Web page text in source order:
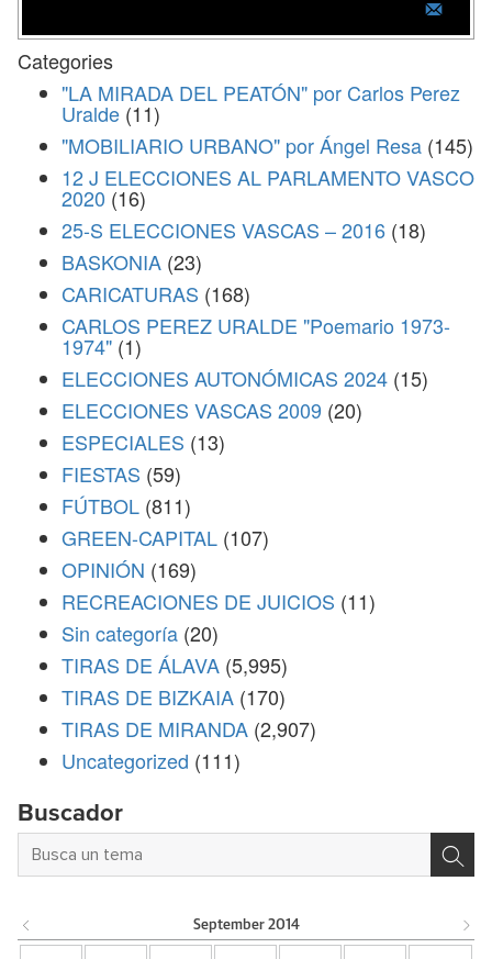
Categories
"LA MIRADA DEL PEATÓN" por Carlos Perez
Uralde (11)
"MOBILIARIO URBANO" por Ángel Resa (145)
12 J ELECCIONES AL PARLAMENTO VASCO
2020 (16)
25-S ELECCIONES VASCAS – 2016 (18)
BASKONIA (23)
CARICATURAS (168)
CARLOS PEREZ URALDE "Poemario 1973-
1974" (1)
ELECCIONES AUTONÓMICAS 2024 (15)
ELECCIONES VASCAS 2009 (20)
ESPECIALES (13)
FIESTAS (59)
FÚTBOL (811)
GREEN-CAPITAL (107)
OPINIÓN (169)
RECREACIONES DE JUICIOS (11)
Sin categoría (20)
TIRAS DE ÁLAVA (5,995)
TIRAS DE BIZKAIA (170)
TIRAS DE MIRANDA (2,907)
Uncategorized (111)
Buscador
September 2014